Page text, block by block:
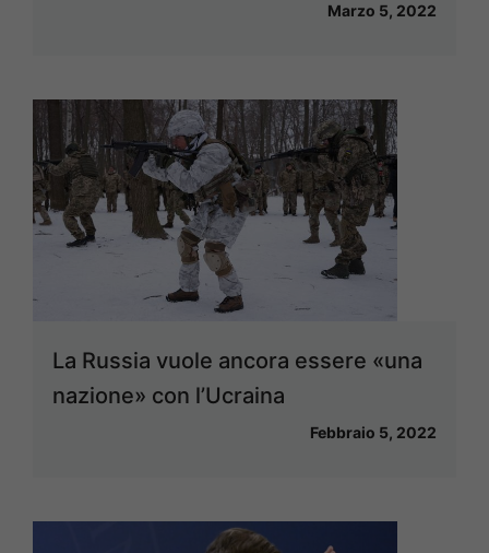
Marzo 5, 2022
La Russia vuole ancora essere «una
nazione» con l’Ucraina
Febbraio 5, 2022